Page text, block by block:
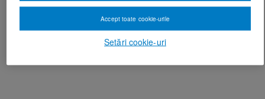
Setări cookie-uri
Accept toate cookie-urile